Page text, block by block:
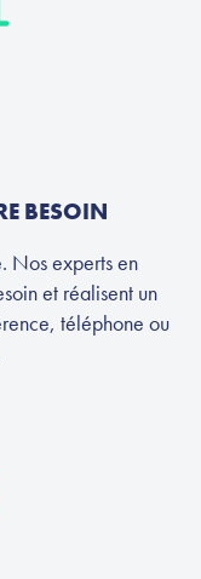
BESOIN
Nos experts en
et réalisent un
téléphone ou